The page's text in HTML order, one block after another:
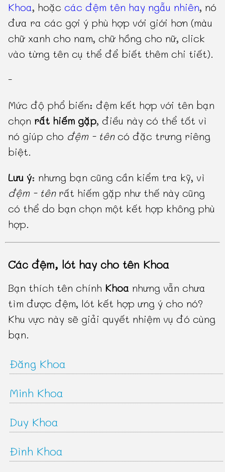
Khoa, hoặc các đệm tên hay ngẫu nhiên, nó
đưa ra các gợi ý phù hợp với giới hơn (màu
chữ xanh cho nam, chữ hồng cho nữ, click
vào từng tên cụ thể để biết thêm chi tiết).
-
Mức độ phổ biến: đệm kết hợp với tên bạn
chọn rất hiếm gặp, điều này có thể tốt vì
nó giúp cho đệm - têncó đặc trưng riêng
biệt.
Lưu ý: nhưng bạn cũng cần kiểm tra kỹ, vì
đệm - tênrất hiếm gặp như thế này cũng
có thể do bạn chọn một kết hợp không phù
hợp.
Các đệm, lót hay cho tên Khoa
Bạn thích tên chính Khoa nhưng vẫn chưa
tìm được đệm, lót kết hợp ưng ý cho nó?
Khu vực này sẽ giải quyết nhiệm vụ đó cùng
bạn.
Đăng Khoa
Minh Khoa
Duy Khoa
Đình Khoa